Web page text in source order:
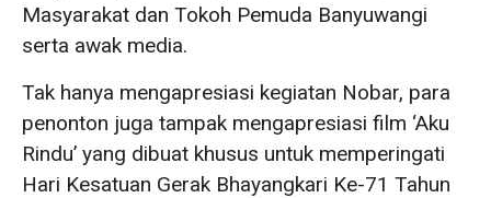
Masyarakat dan Tokoh Pemuda Banyuwangi
serta awak media.
Tak hanya mengapresiasi kegiatan Nobar, para
penonton juga tampak mengapresiasi film ‘Aku
Rindu’ yang dibuat khusus untuk memperingati
Hari Kesatuan Gerak Bhayangkari Ke-71 Tahun